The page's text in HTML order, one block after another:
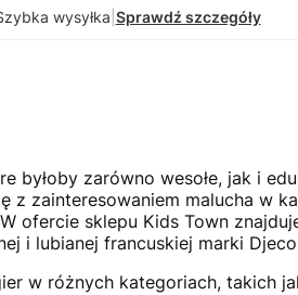
wysyłka Sprawdź szczegóły
byłoby zarówno wesołe, jak i
z zainteresowaniem malucha w
ofercie sklepu Kids Town
i lubianej francuskiej marki
w różnych kategoriach, takich